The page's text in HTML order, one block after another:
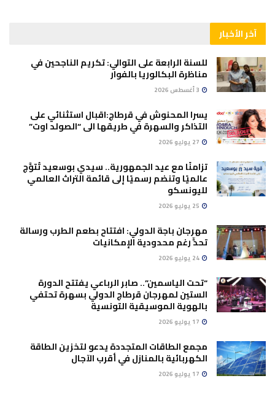
آخر الأخبار
للسنة الرابعة على التوالي: تكريم الناجحين في
مناظرة البكالوريا بالفوار
يسرا المحنوش في قرطاج:اقبال استثنائي على
التذاكر والسهرة في طريقها الى “الصولد اوت”
تزامنًا مع عيد الجمهورية.. سيدي بوسعيد تُتوَّج
عالميًا وتنضم رسميًا إلى قائمة التراث العالمي
لليونسكو
مهرجان باجة الدولي: افتتاح بطعم الطرب ورسالة
تحدٍّ رغم محدودية الإمكانيات
“تحت الياسمين”.. صابر الرباعي يفتتح الدورة
الستين لمهرجان قرطاج الدولي بسهرة تحتفي
بالهوية الموسيقية التونسية
مجمع الطاقات المتجددة يدعو لتخزين الطاقة
الكهربائية بالمنازل في أقرب الآجال